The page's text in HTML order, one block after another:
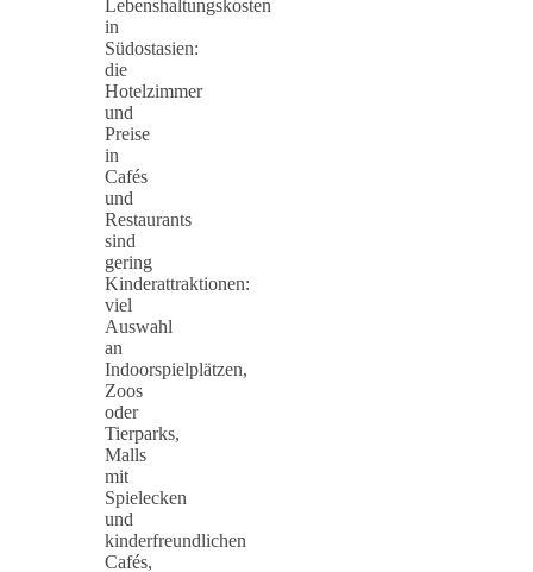
Lebenshaltungskosten
in
Südostasien:
die
Hotelzimmer
und
Preise
in
Cafés
und
Restaurants
sind
gering
Kinderattraktionen:
viel
Auswahl
an
Indoorspielplätzen,
Zoos
oder
Tierparks,
Malls
mit
Spielecken
und
kinderfreundlichen
Cafés,